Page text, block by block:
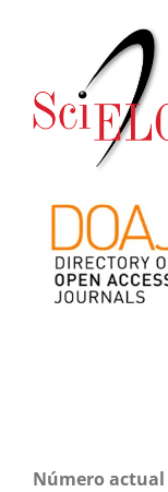
Número actual